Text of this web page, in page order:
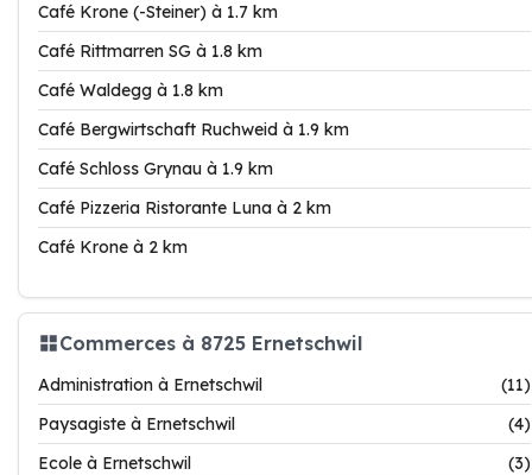
Café Krone (-Steiner) à 1.7 km
Café Rittmarren SG à 1.8 km
Café Waldegg à 1.8 km
Café Bergwirtschaft Ruchweid à 1.9 km
Café Schloss Grynau à 1.9 km
Café Pizzeria Ristorante Luna à 2 km
Café Krone à 2 km
Commerces à 8725 Ernetschwil
Administration à Ernetschwil
(11)
Paysagiste à Ernetschwil
(4)
Ecole à Ernetschwil
(3)